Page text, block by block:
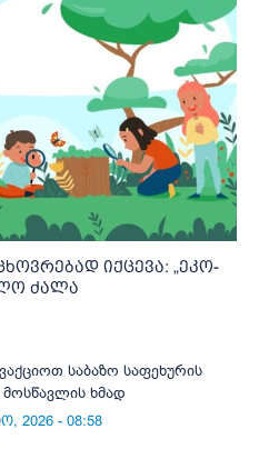
იქცევა: „ეკო-
ძალა
საბაზო საფეხურის
მოსწავლის ხმად
2026 - 08:58